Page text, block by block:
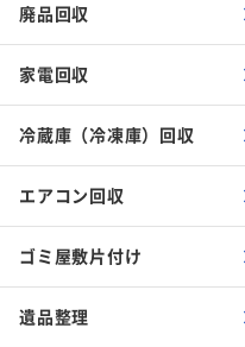
廃品回収
家電回収
冷蔵庫（冷凍庫）回収
エアコン回収
ゴミ屋敷片付け
遺品整理